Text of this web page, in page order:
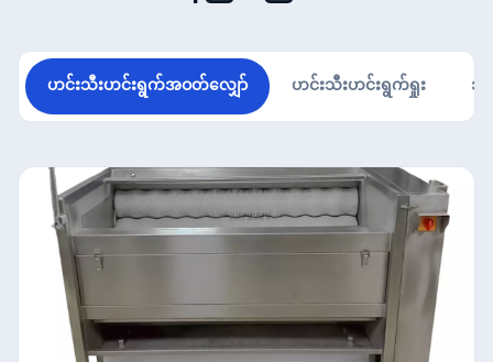
ဟင်းသီးဟင်းရွက်အဝတ်လျှော် ဟင်းသီးဟင်းရွက်ရှုး အ